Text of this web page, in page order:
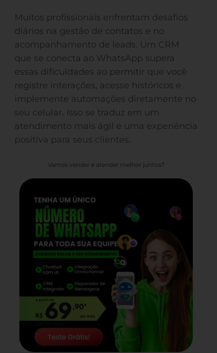
Muitos profissionais enfrentam desafios
diários na gestão de contatos e no
acompanhamento de leads. Um CRM
que se conecta ao WhatsApp supera
essas dificuldades ao permitir que você
registre interações, acesse históricos e
implemente automações diretamente no
seu celular. Isso se traduz em um
atendimento mais ágil e uma experiência
positiva para seus clientes.
Vamos vender e atender melhor juntos?